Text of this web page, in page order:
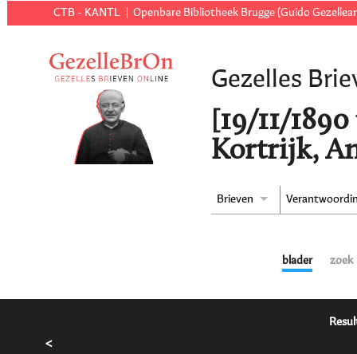
CTB - KANTL Openbare Bibliotheek Brugge (Guido
Gezelles
[19/11/
Kortrijk,
Brieven
blader zoek
<